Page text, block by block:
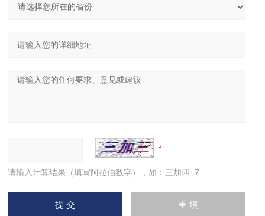
请输入计算结果（填写阿拉伯数字），如：三加四=7